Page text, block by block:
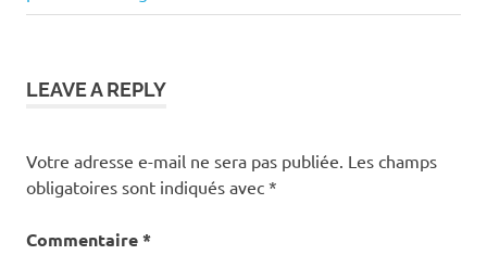
l’article
LEAVE A REPLY
Votre adresse e-mail ne sera pas publiée. Les champs
obligatoires sont indiqués avec *
Commentaire*